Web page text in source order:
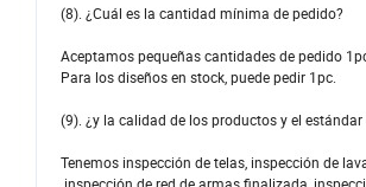
(8). ¿Cuál es la cantidad mínima de pedido?
Aceptamos pequeñas cantidades de pedido
Para los diseños en stock, puede pedir 1pc.
(9). ¿y la calidad de los productos y el estándar
Tenemos inspección de telas, inspección de